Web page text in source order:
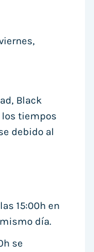
Black
los tiempos
debido al
15:00h en
día.
se